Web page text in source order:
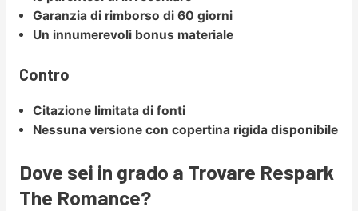
Garanzia di rimborso di 60 giorni
Un innumerevoli bonus materiale
Contro
Citazione limitata di fonti
Nessuna versione con copertina rigida disponibile
Dove sei in grado a Trovare Respark
The Romance?